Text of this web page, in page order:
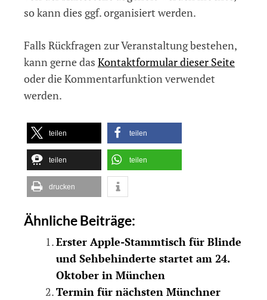
so kann dies ggf. organisiert werden.
Falls Rückfragen zur Veranstaltung bestehen,
kann gerne das Kontaktformular dieser Seite
oder die Kommentarfunktion verwendet
werden.
teilen teilen
teilen teilen
drucken
Ähnliche Beiträge:
Erster Apple-Stammtisch für Blinde
und Sehbehinderte startet am 24.
Oktober in München
Termin für nächsten Münchner